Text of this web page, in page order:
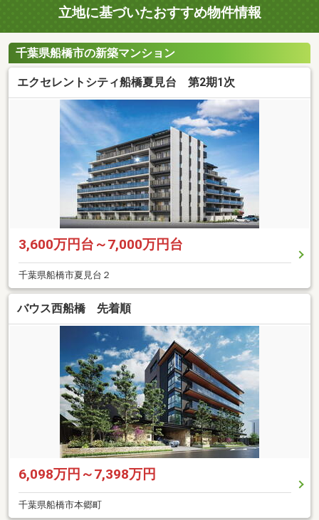
立地に基づいたおすすめ物件情報
千葉県船橋市の新築マンション
エクセレントシティ船橋夏見台 第2期1次
3,600万円台～7,000万円台
千葉県船橋市夏見台２
バウス西船橋 先着順
6,098万円～7,398万円
千葉県船橋市本郷町